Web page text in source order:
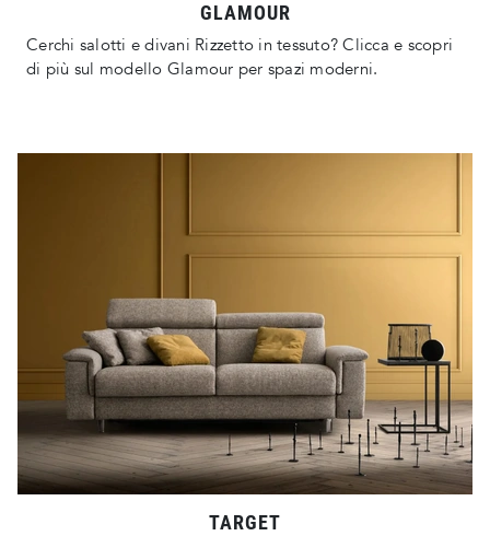
GLAMOUR
Cerchi salotti e divani Rizzetto in tessuto? Clicca e scopri
di più sul modello Glamour per spazi moderni.
TARGET